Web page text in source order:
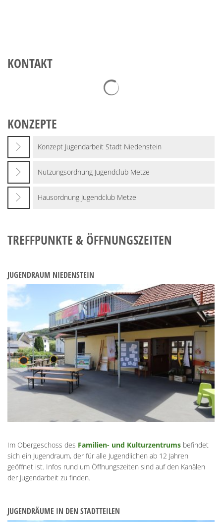
KONTAKT
KONZEPTE
Konzept Jugendarbeit Stadt Niedenstein
Nutzungsordnung Jugendclub Metze
Hausordnung Jugendclub Metze
TREFFPUNKTE & ÖFFNUNGSZEITEN
JUGENDRAUM NIEDENSTEIN
Im Obergeschoss des Familien- und Kulturzentrums befindet
sich ein Jugendraum, der für alle Jugendlichen ab 12 Jahren
geöffnet ist. Infos rund um Öffnungszeiten sind auf den Kanälen
der Jugendarbeit zu finden.
JUGENDRÄUME IN DEN STADTTEILEN